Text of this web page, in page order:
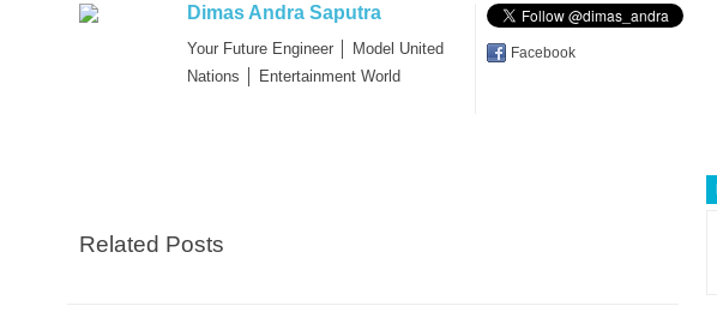
Dimas Andra Saputra
Your Future Engineer │ Model United
Nations │ Entertainment World
Facebook
Related Posts